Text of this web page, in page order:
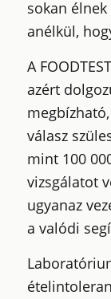
sokan
anélkül,
A
azért
válasz
mint 100
vizsgálatot
ugyanaz
a valódi